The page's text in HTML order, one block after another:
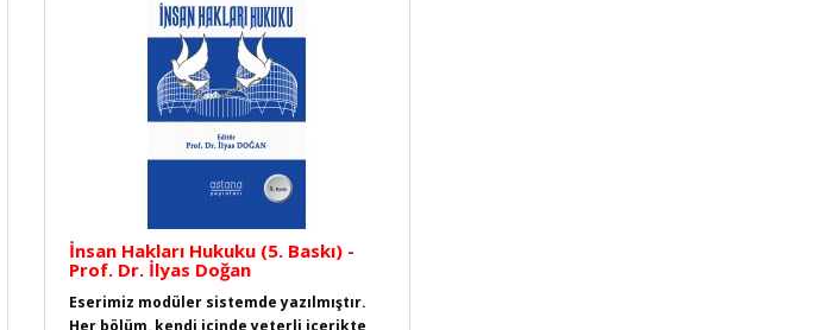
İnsan Hakları Hukuku (5. Baskı) -
Prof. Dr. İlyas Doğan
Eserimiz modüler sistemde yazılmıştır.
Her bölüm, kendi içinde yeterli içerikte